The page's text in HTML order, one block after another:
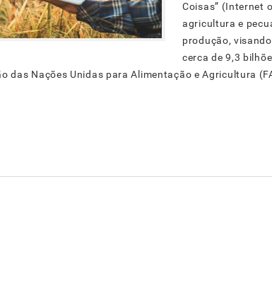
Coisas” (Internet
agricultura e
produção,
cerca de 9,3
das Nações Unidas para Alimentação e Agricultura